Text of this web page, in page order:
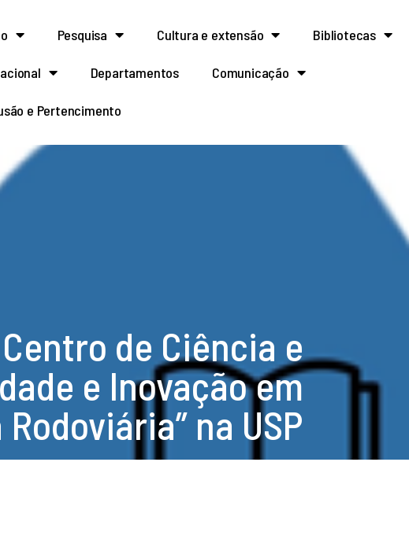
Pesquisa Cultura e extensão Bibliotecas
Departamentos Comunicação
e Pertencimento
de Ciência e
e Inovação em
na USP